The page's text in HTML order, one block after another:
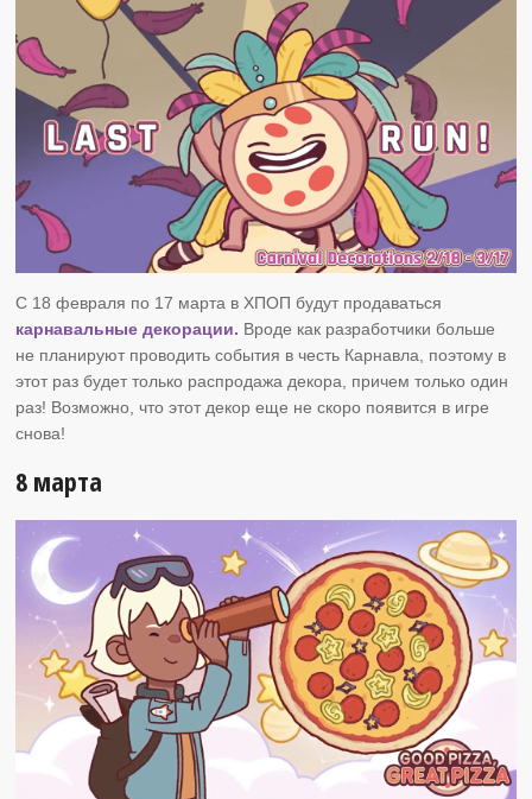
С 18 февраля по 17 марта в ХПОП будут продаваться
карнавальные декорации. Вроде как разработчики больше
не планируют проводить события в честь Карнавла, поэтому в
этот раз будет только распродажа декора, причем только один
раз! Возможно, что этот декор еще не скоро появится в игре
снова!
8 марта